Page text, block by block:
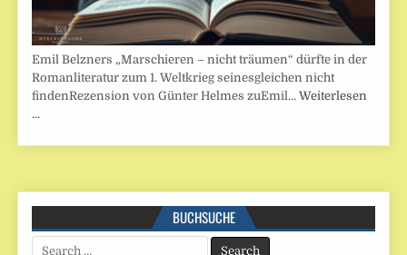
Emil Belzners „Marschieren – nicht träumen“ dürfte in der
Romanliteratur zum 1. Weltkrieg seinesgleichen nicht
findenRezension von Günter Helmes zuEmil…Weiterlesen
…
BUCHSUCHE
Search